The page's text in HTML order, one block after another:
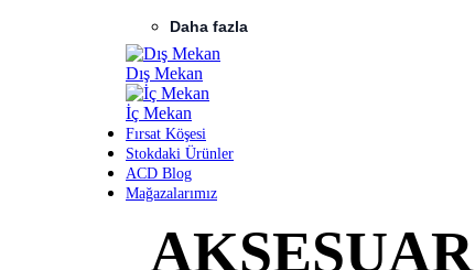
Daha fazla
Dış Mekan
İç Mekan
Fırsat Köşesi
Stokdaki Ürünler
ACD Blog
Mağazalarımız
AKSESUAR